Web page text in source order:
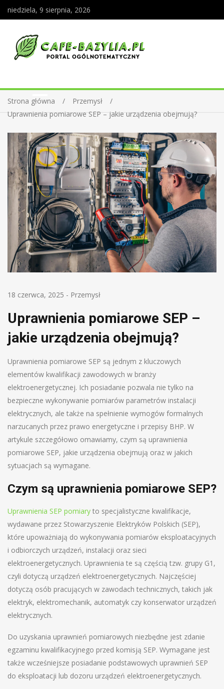
niedziela, 9 sierpnia, 2026
Strona główna
Przemysł
Uprawnienia pomiarowe SEP – jakie urządzenia obejmują?
18 czerwca, 2025 - Przemysł
Uprawnienia pomiarowe SEP –
jakie urządzenia obejmują?
Uprawnienia pomiarowe SEP są jednym z kluczowych
elementów kwalifikacji zawodowych w branży
elektroenergetycznej. Ich posiadanie pozwala nie tylko na
bezpieczne wykonywanie pomiarów parametrów instalacji
elektrycznych, ale także na spełnienie wymogów formalnych
narzucanych przez prawo energetyczne i przepisy BHP. W
artykule szczegółowo omawiamy, czym są uprawnienia
pomiarowe SEP, jakie urządzenia obejmują oraz w jakich
sytuacjach są wymagane.
Czym są uprawnienia pomiarowe SEP?
Uprawnienia SEP pomiary to specjalistyczne kwalifikacje,
wydawane przez Stowarzyszenie Elektryków Polskich (SEP),
które upoważniają do wykonywania pomiarów eksploatacyjnych
i odbiorczych urządzeń, instalacji oraz sieci
elektroenergetycznych. Uprawnienia te są częścią tzw. grupy G1,
czyli dotyczą urządzeń elektroenergetycznych. Najczęściej
dotyczą osób pracujących w zawodach technicznych, takich jak
elektryk, elektromechanik, automatyk czy konserwator urządzeń
elektrycznych.
Do uzyskania uprawnień pomiarowych niezbędne jest zdanie
egzaminu kwalifikacyjnego przed komisją SEP. Wymagane jest
także wcześniejsze posiadanie podstawowych uprawnień SEP
do eksploatacji lub dozoru urządzeń elektroenergetycznych.